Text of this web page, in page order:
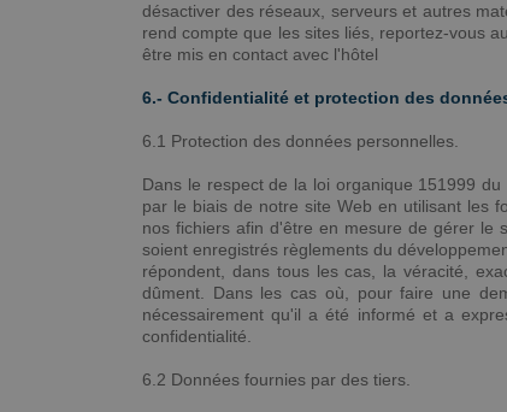
désactiver des réseaux, serveurs et autres
rend compte que les sites liés, reportez-vous
être mis en contact avec l'hôtel
6.- Confidentialité et protection des
6.1 Protection des données personnelles.
Dans le respect de la loi organique 151999
par le biais de notre site Web en utilisant les
nos fichiers afin d'être en mesure de gérer le
soient enregistrés règlements du
répondent, dans tous les cas, la véracité,
dûment. Dans les cas où, pour faire une
nécessairement qu'il a été informé et a
confidentialité.
6.2 Données fournies par des tiers.